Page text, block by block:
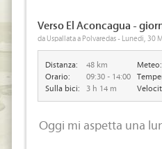
Verso El Aconcagua -
da Uspallata a Polvaredas - Lunedi, 30
Distanza:
Orario:
Sulla bici:
48 km
09:30 - 14:00
3 h 14 m
Meteo:
Oggi mi aspetta una